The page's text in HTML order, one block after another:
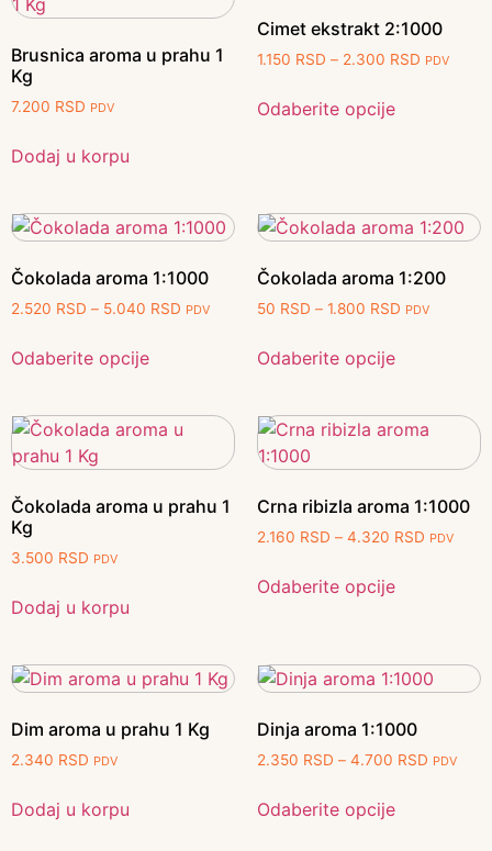
Brusnica aroma u prahu 1
Kg
7.200 RSD PDV
Dodaj u korpu
Cimet ekstrakt 2:1000
1.150 RSD – 2.300 RSD PDV
Odaberite opcije
Čokolada aroma 1:1000
2.520 RSD – 5.040 RSD PDV
Odaberite opcije
Čokolada aroma 1:200
50 RSD – 1.800 RSD PDV
Odaberite opcije
Čokolada aroma u prahu 1
Kg
3.500 RSD PDV
Dodaj u korpu
Crna ribizla aroma 1:1000
2.160 RSD – 4.320 RSD PDV
Odaberite opcije
Dim aroma u prahu 1 Kg
2.340 RSD PDV
Dodaj u korpu
Dinja aroma 1:1000
2.350 RSD – 4.700 RSD PDV
Odaberite opcije